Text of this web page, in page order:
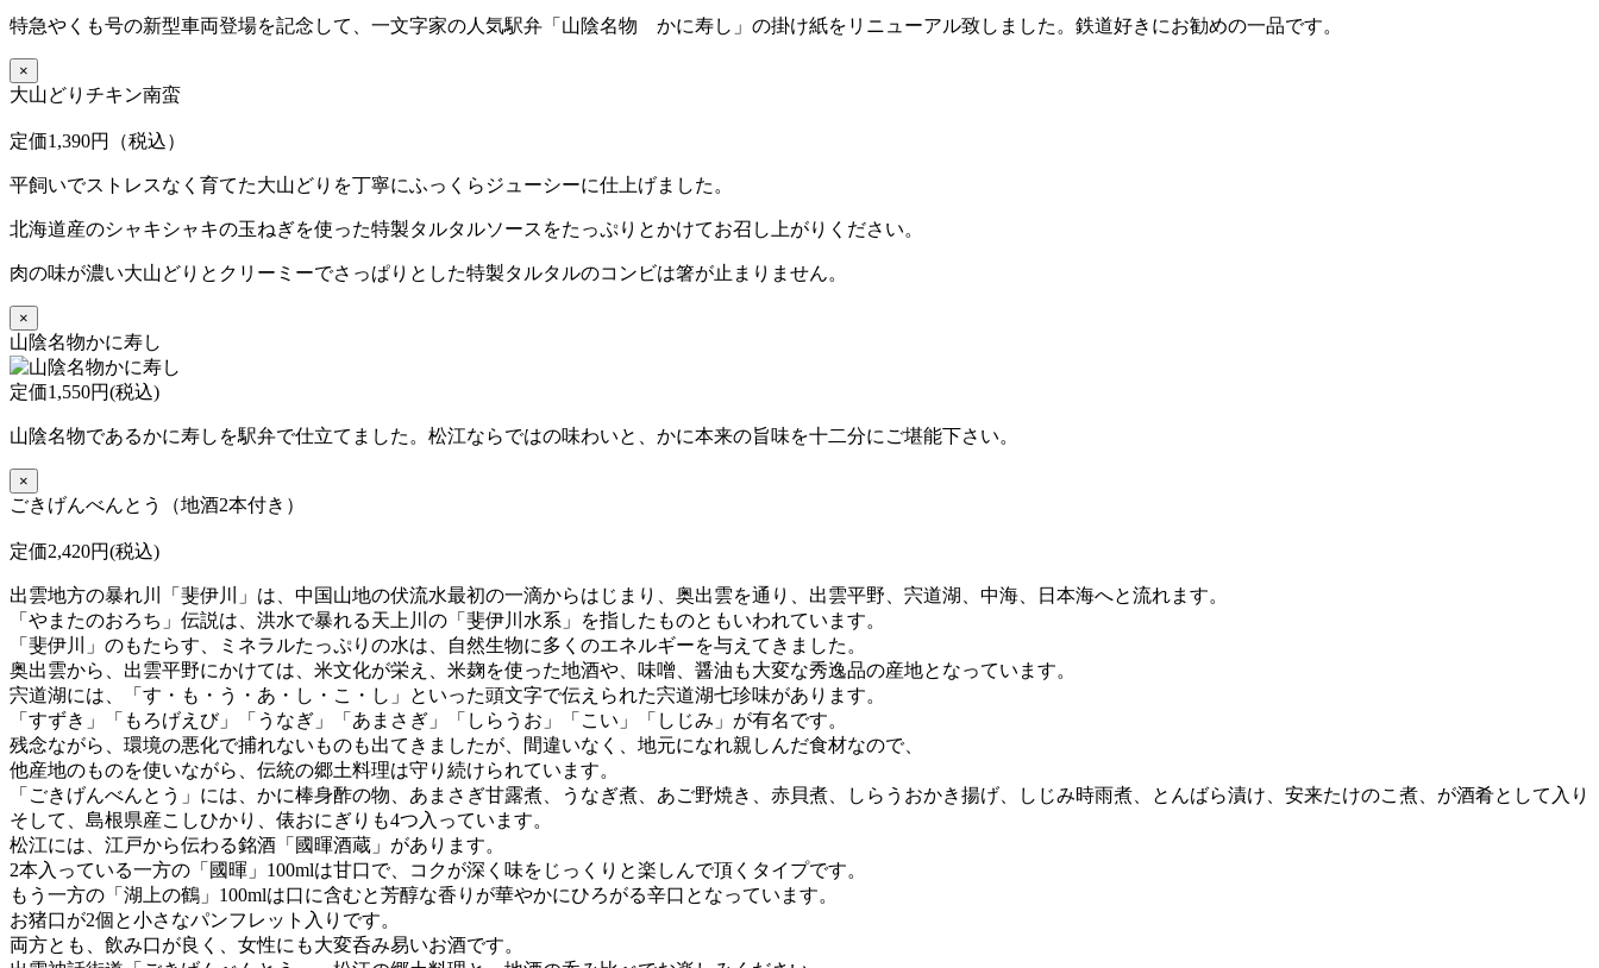
特急やくも号の新型車両登場を記念して、一文字家の人気駅弁「山陰名物 かに寿し」の掛け紙をリニューアル致しました。鉄道好きにお勧めの一品です。
×
大山どりチキン南蛮
定価1,390円（税込）
平飼いでストレスなく育てた大山どりを丁寧にふっくらジューシーに仕上げました。
北海道産のシャキシャキの玉ねぎを使った特製タルタルソースをたっぷりとかけてお召し上がりください。
肉の味が濃い大山どりとクリーミーでさっぱりとした特製タルタルのコンビは箸が止まりません。
×
山陰名物かに寿し
定価1,550円(税込)
山陰名物であるかに寿しを駅弁で仕立てました。松江ならではの味わいと、かに本来の旨味を十二分にご堪能下さい。
×
ごきげんべんとう（地酒2本付き）
定価2,420円(税込)
出雲地方の暴れ川「斐伊川」は、中国山地の伏流水最初の一滴からはじまり、奥出雲を通り、出雲平野、宍道湖、中海、日本海へと流れます。
「やまたのおろち」伝説は、洪水で暴れる天上川の「斐伊川水系」を指したものともいわれています。
「斐伊川」のもたらす、ミネラルたっぷりの水は、自然生物に多くのエネルギーを与えてきました。
奥出雲から、出雲平野にかけては、米文化が栄え、米麹を使った地酒や、味噌、醤油も大変な秀逸品の産地となっています。
宍道湖には、「す・も・う・あ・し・こ・し」といった頭文字で伝えられた宍道湖七珍味があります。
「すずき」「もろげえび」「うなぎ」「あまさぎ」「しらうお」「こい」「しじみ」が有名です。
残念ながら、環境の悪化で捕れないものも出てきましたが、間違いなく、地元になれ親しんだ食材なので、
他産地のものを使いながら、伝統の郷土料理は守り続けられています。
「ごきげんべんとう」には、かに棒身酢の物、あまさぎ甘露煮、うなぎ煮、あご野焼き、赤貝煮、しらうおかき揚げ、しじみ時雨煮、とんばら漬け、安来たけのこ煮、が酒肴として入り
そして、島根県産こしひかり、俵おにぎりも4つ入っています。
松江には、江戸から伝わる銘酒「國暉酒蔵」があります。
2本入っている一方の「國暉」100mlは甘口で、コクが深く味をじっくりと楽しんで頂くタイプです。
もう一方の「湖上の鶴」100mlは口に含むと芳醇な香りが華やかにひろがる辛口となっています。
お猪口が2個と小さなパンフレット入りです。
両方とも、飲み口が良く、女性にも大変呑み易いお酒です。